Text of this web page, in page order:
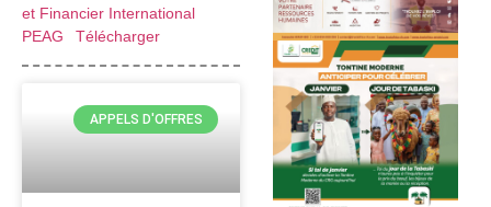
et Financier International
PEAG
Télécharger
APPELS D'OFFRES